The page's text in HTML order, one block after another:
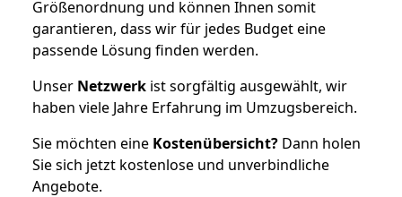
Größenordnung und können Ihnen somit
garantieren, dass wir für jedes Budget eine
passende Lösung finden werden.
Unser Netzwerk ist sorgfältig ausgewählt, wir
haben viele Jahre Erfahrung im Umzugsbereich.
Sie möchten eine Kostenübersicht? Dann holen
Sie sich jetzt kostenlose und unverbindliche
Angebote.